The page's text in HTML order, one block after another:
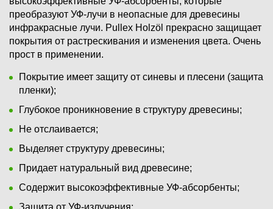
преобразуют УФ-лучи в неопасные для древесины
инфракрасные лучи. Pullex Holzöl прекрасно защищает
покрытия от растрескивания и изменения цвета. Очень
прост в применении.
Покрытие имеет защиту от синевы и плесени (защита
пленки);
Глубокое проникновение в структуру древесины;
Не отслаивается;
Выделяет структуру древесины;
Придает натуральный вид древесине;
Содержит высокоэффективные УФ-абсорбенты;
Защита от УФ-излучения;